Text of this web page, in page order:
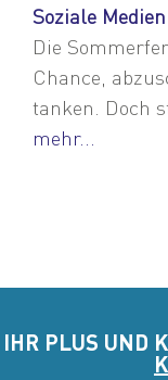
Soziale
Die
Chance,
tanken. Doch
mehr...
IHR PLUS UND